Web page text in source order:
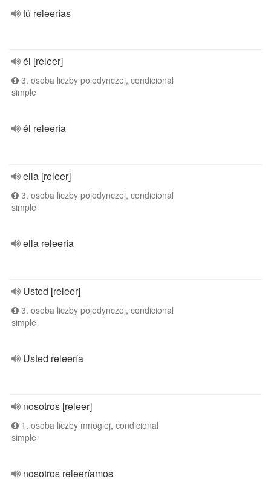
tú releerías
él [releer]
3. osoba liczby pojedynczej, condicional
simple
él releería
ella [releer]
3. osoba liczby pojedynczej, condicional
simple
ella releería
Usted [releer]
3. osoba liczby pojedynczej, condicional
simple
Usted releería
nosotros [releer]
1. osoba liczby mnogiej, condicional
simple
nosotros releeríamos